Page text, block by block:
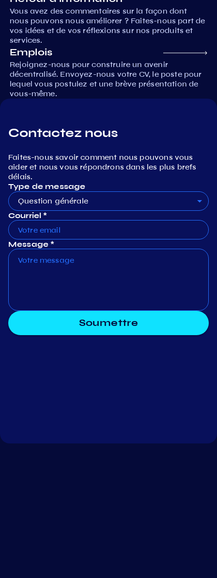
Vous avez des commentaires sur la façon dont
nous pouvons nous améliorer ? Faites-nous part de
vos idées et de vos réflexions sur nos produits et
services.
Emplois
Rejoignez-nous pour construire un avenir
décentralisé. Envoyez-nous votre CV, le poste pour
lequel vous postulez et une brève présentation de
vous-même.
Contactez nous
Faites-nous savoir comment nous pouvons vous
aider et nous vous répondrons dans les plus brefs
délais.
Type de message
Question générale
Courriel *
Message *
Soumettre